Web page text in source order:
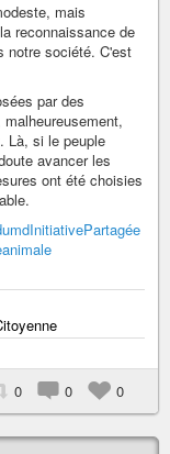
mais
reconnaissance de
notre société. C'est
par des
Là, si le peuple
avancer les
ont été choisies
0 0 0